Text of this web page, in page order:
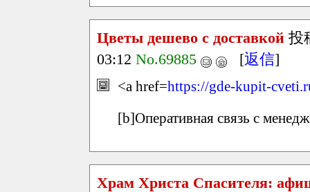
Цветы дешево с доставкой 投
03:12 No.69885 [返信]
<a href=https://gde-kupit-
[b]Оперативная связь с
Храм Христа Спасителя: